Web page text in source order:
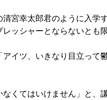
宮幸太郎君のように入学
ッシャーとならないとも限
イツ、いきなり目立って
くてはいけません」と、